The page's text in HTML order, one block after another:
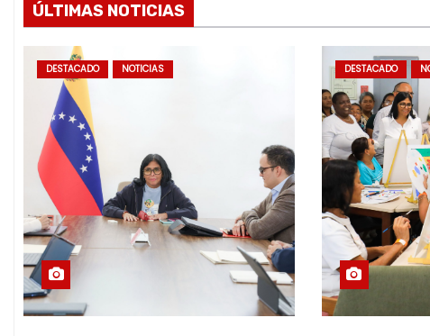
ÚLTIMAS NOTICIAS
DESTACADO NOTICIAS DESTACADO